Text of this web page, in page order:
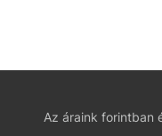
Az áraink forintban